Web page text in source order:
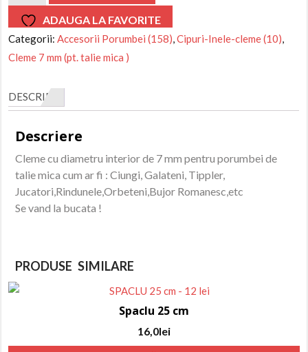
7
ADAUGA LA FAVORITE
Categorii:Accesorii Porumbei (158),Cipuri-Inele-cleme (10),
Cleme 7 mm (pt. talie mica )
DESCRIERE
Descriere
Cleme cu diametru interior de 7 mm pentru porumbei de
talie mica cum ar fi : Ciungi, Galateni, Tippler,
Jucatori,Rindunele,Orbeteni,Bujor Romanesc,etc
Se vand la bucata !
PRODUSE SIMILARE
Spaclu 25 cm
16,0lei